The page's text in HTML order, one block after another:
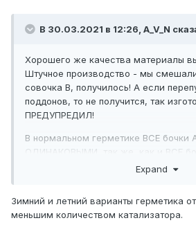
В 30.03.2021 в 12:26, A_V_N
Хорошего же качества материалы
Штучное производство - мы
совочка В, получилось! А если
поддонов, то не получится, так
ПРЕДУПРЕДИЛ!
В нормальном герметике ВСЕ бочки
ОДИНАКОВЫМИ, так же, как и ВСЕ
герметик... И не может бытьExpand
Зимний и летний варианты герметика
меньшим количеством катализатора.